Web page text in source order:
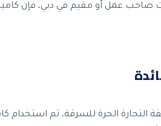
صاحب عمل أو مقيم في دبي، فإن
الحرة للسرقة، تم استخدام